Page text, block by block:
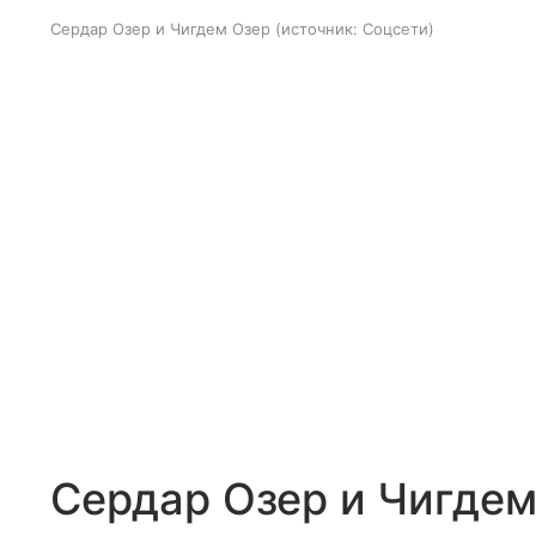
Сердар Озер и Чигдем Озер источник: Соцсети
Сердар Озер и